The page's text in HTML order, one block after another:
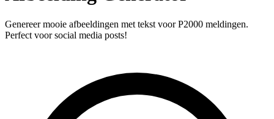
Genereer mooie afbeeldingen met tekst voor P2000 meldingen.
Perfect voor social media posts!